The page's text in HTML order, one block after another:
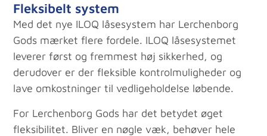
Fleksibelt system
Med det nye ILOQ låsesystem har Lerchenborg
Gods mærket flere fordele. ILOQ låsesystemet
leverer først og fremmest høj sikkerhed, og
derudover er der fleksible kontrolmuligheder og
lave omkostninger til vedligeholdelse løbende.
For Lerchenborg Gods har det betydet øget
fleksibilitet. Bliver en nøgle væk, behøver hele